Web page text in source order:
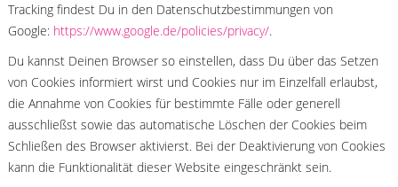
Tracking findest Du in den Datenschutzbestimmungen von
Google: https://www.google.de/policies/privacy/.
Du kannst Deinen Browser so einstellen, dass Du über das Setzen
von Cookies informiert wirst und Cookies nur im Einzelfall erlaubst,
die Annahme von Cookies für bestimmte Fälle oder generell
ausschließst sowie das automatische Löschen der Cookies beim
Schließen des Browser aktivierst. Bei der Deaktivierung von Cookies
kann die Funktionalität dieser Website eingeschränkt sein.